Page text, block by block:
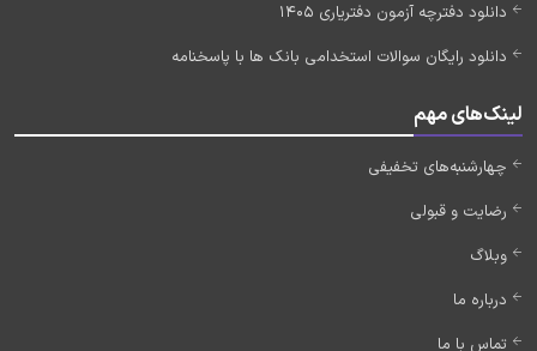
دانلود دفترچه آزمون دفتریاری 1405
دانلود رایگان سوالات استخدامی بانک ها با پاسخنامه
لینک‌های مهم
چهارشنبه‌های تخفیفی
رضایت و قبولی
وبلاگ
درباره ما
تماس با ما